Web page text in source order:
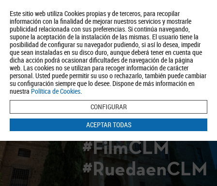
Este sitio web utiliza Cookies propias y de terceros, para recopilar
información con la finalidad de mejorar nuestros servicios y mostrarle
publicidad relacionada con sus preferencias. Si continúa navegando,
supone la aceptación de la instalación de las mismas. El usuario tiene la
posibilidad de configurar su navegador pudiendo, si así lo desea, impedir
que sean instaladas en su disco duro, aunque deberá tener en cuenta que
dicha acción podrá ocasionar dificultades de navegación de la página
web. Las cookies no se utilizan para recoger información de carácter
personal. Usted puede permitir su uso o rechazarlo, también puede cambiar
su configuración siempre que lo desee. Dispone de más información en
nuestra Política de Cookies.
CONFIGURAR
ACEPTAR TODAS
Quiénes somos Turismo Política de Privacidad Aviso Legal
Política de Cookies
BUSCAR
#FilmCLM
#RuedaenCLM